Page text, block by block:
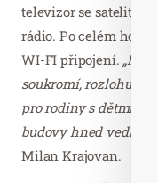
televizor se
rádio. Po celém
WI-FI připojení.
soukromí, rozlohu a
pro rodiny s dětmi i k
budovy hned vedle
Milan Krajovan.